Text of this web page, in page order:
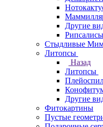
Другие
Рипсалисы
Стыдливые
Литопсы
Назад
Литопсы
Другие
Фитокартины
Пустые